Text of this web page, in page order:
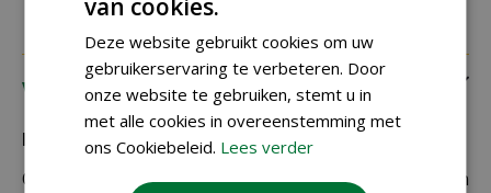
Verzending
Bezorging:
Om uw bestelling goed en veilig bij u thuis te laten
van cookies.
Deze website gebruikt cookies om uw
gebruikerservaring te verbeteren. Door
onze website te gebruiken, stemt u in
met alle cookies in overeenstemming met
ons Cookiebeleid. Lees verder